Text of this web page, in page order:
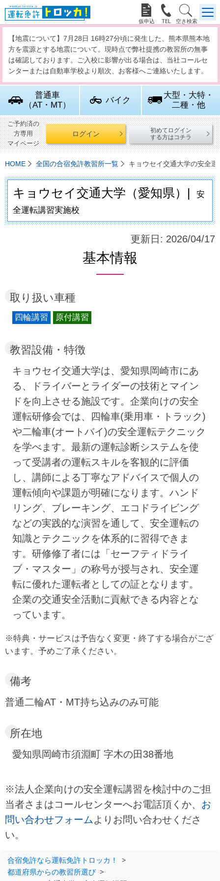
  
【地震について】7月28日 16時27分頃に発生した、熊本県熊本地
方を震源とする地震について。現時点で弊社提携の教習所の無事
は確認しております。ご入校に影響が出る場合は、当社コールセ
ンターまたは自動車学校より順次、お客様へご連絡いたします。
普通車
（AT・MT）
バイク
大型・大特・
二種・他
ご予約済の
方専用
マイページ
ログイン
初めてログイン
する方はコチラ
HOME 全国の合宿免許教習所一覧 キョウセイ交通大学の安全運
キョウセイ交通大学（愛知県）|
安
全運転講習実施校
更新日: 2026/04/17
基本情報
取り扱い車種
四輪講習 原付講習
教習設備・特徴
キョウセイ交通大学は、愛知県岡崎市にあ
る、ドライバーとライダーの技術とマイン
ドを向上させる施設です。企業向けの安全
運転研修会では、四輪車(乗用車・トラック)
や二輪車(オートバイ)の安全運転テクニック
を学べます。最新の運転診断システムを使
って受講者の運転スキルを客観的に評価
し、講師による丁寧なアドバイスで個人の
運転傾向や課題が明確になります。ハンド
リング、ブレーキング、エコドライビング
などの実践的な演習を通して、安全運転の
知識とテクニックを体系的に習得できま
す。研修修了者には「セーフティドライ
ブ・マスター」の称号が授与され、安全運
転に優れた運転者としての証となります。
企業の交通安全活動に貢献できる内容とな
っています。
※特典・サービスは予告なく変更・終了する場合がござ
います。予めご了承ください。
備考
普通二輪AT・MT持ち込みのみ可能
所在地
愛知県岡崎市須淵町 字木の田38番地
※法人企業向けの安全運転講習を検討中のご担
当者さまはコールセンターへお電話頂くか、 お
問い合わせフォーム よりお問い合わせくださ
い。
合宿免許なら運転免許トロッカ！
>
都道府県からの教習所選び >